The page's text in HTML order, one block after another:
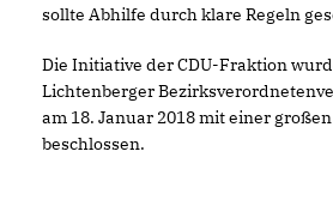
sollte Abhilfe durch klare Regeln
Die Initiative der CDU-Fraktion
Lichtenberger
am 18. Januar 2018 mit einer
beschlossen.